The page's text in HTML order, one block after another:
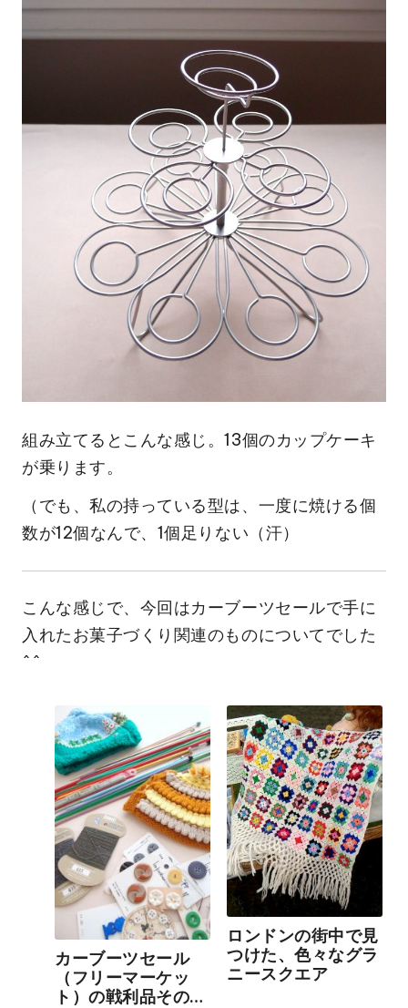
組み立てるとこんな感じ。13個のカップケーキ
が乗ります。
（でも、私の持っている型は、一度に焼ける個
数が12個なんで、1個足りない（汗）
こんな感じで、今回はカーブーツセールで手に
入れたお菓子づくり関連のものについてでした
^^
カーブーツセール
（フリーマーケッ
ト）の戦利品その
ロンドンの街中で見
つけた、色々なグラ
ニースクエア